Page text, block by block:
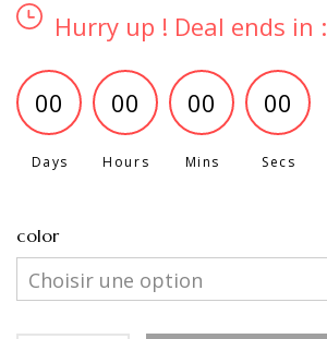
Hurry up ! Deal ends in :
00
Days
00
Hours
00
Mins
00
Secs
color